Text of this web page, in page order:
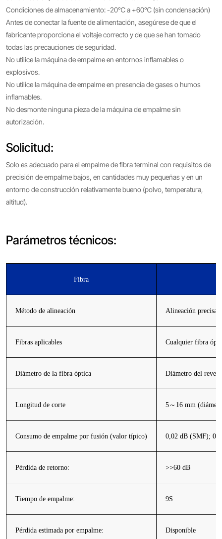
Condiciones de almacenamiento: -20℃ a +60℃ (sin condensación)
Antes de conectar la fuente de alimentación, asegúrese de que el
fabricante proporciona el voltaje correcto y de que se han tomado
todas las precauciones de seguridad.
No utilice la máquina de empalme en entornos inflamables o
explosivos.
No utilice la máquina de empalme en presencia de gases o humos
inflamables.
No desmonte ninguna pieza de la máquina de empalme sin
autorización.
Solicitud:
Solo es adecuado para el empalme de fibra terminal con requisitos de
precisión de empalme bajos, en cantidades muy pequeñas y en un
entorno de construcción relativamente bueno (polvo, temperatura,
altitud).
Parámetros técnicos:
Fibra
Método de alineación Alineación precisa
Fibras aplicables Cualquier fibra
Diámetro de la fibra óptica Diámetro del
Longitud de corte 5～16 mm
Consumo de empalme por fusión (valor típico) 0,02 dB (SMF);
Pérdida de retorno: >>60 dB
Tiempo de empalme: 9S
Pérdida estimada por empalme: Disponible